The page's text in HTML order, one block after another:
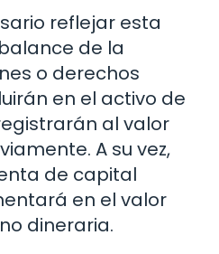
reflejar esta
de la
o derechos
en el activo de
al valor
A su vez,
de capital
en el valor
dineraria.